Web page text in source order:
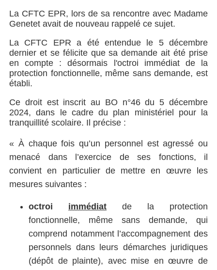
La CFTC EPR, lors de sa rencontre avec Madame
Genetet avait de nouveau rappelé ce sujet.
La CFTC EPR a été entendue le 5 décembre
dernier et se félicite que sa demande ait été prise
en compte : désormais l'octroi immédiat de la
protection fonctionnelle, même sans demande, est
établi.
Ce droit est inscrit au BO n°46 du 5 décembre
2024, dans le cadre du plan ministériel pour la
tranquillité scolaire. Il précise :
« À chaque fois qu’un personnel est agressé ou
menacé dans l’exercice de ses fonctions, il
convient en particulier de mettre en œuvre les
mesures suivantes :
octroi immédiat de la protection
fonctionnelle, même sans demande, qui
comprend notamment l’accompagnement des
personnels dans leurs démarches juridiques
(dépôt de plainte), avec mise en œuvre de